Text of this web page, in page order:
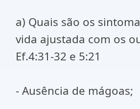
a) Quais são os
vida ajustada com os
Ef.4:31-32 e 5:21
- Ausência de mágoas;